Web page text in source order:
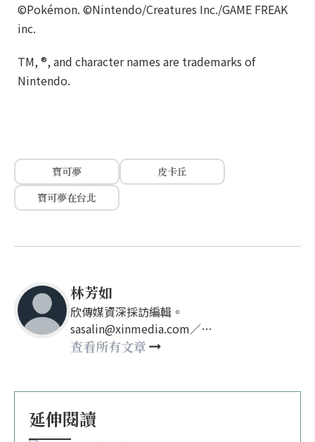
©Pokémon. ©Nintendo/Creatures Inc./GAME FREAK
inc.
TM, ®, and character names are trademarks of
Nintendo.
寶可夢
皮卡丘
寶可夢在台北
林芳如
欣傳媒資深採訪編輯。
sasalin@xinmedia.com／
happy21917@gmail.com
查看所有文章
延伸閱讀